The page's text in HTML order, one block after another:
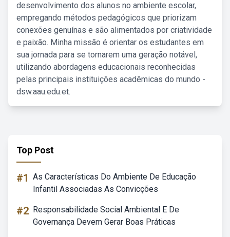
desenvolvimento dos alunos no ambiente escolar,
empregando métodos pedagógicos que priorizam
conexões genuínas e são alimentados por criatividade
e paixão. Minha missão é orientar os estudantes em
sua jornada para se tornarem uma geração notável,
utilizando abordagens educacionais reconhecidas
pelas principais instituições acadêmicas do mundo -
dsw.aau.edu.et.
Top Post
#1 As Características Do Ambiente De Educação
Infantil Associadas As Convicções
#2 Responsabilidade Social Ambiental E De
Governança Devem Gerar Boas Práticas